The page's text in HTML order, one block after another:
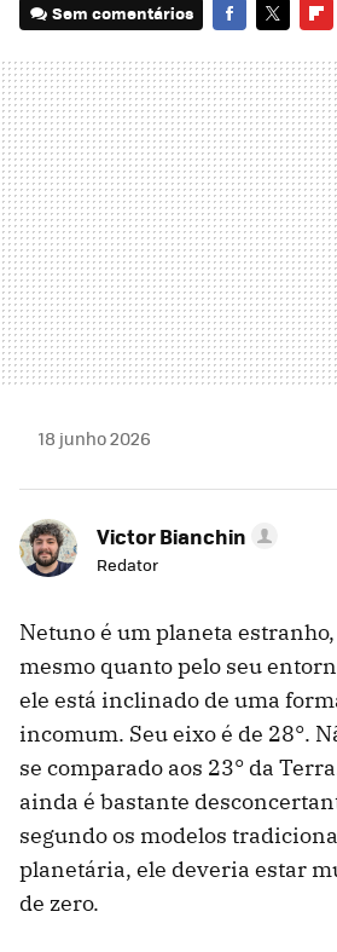
Sem comentários
18 junho 2026
Victor Bianchin
Redator
Netuno é um planeta
mesmo quanto pelo seu
ele está inclinado de uma
incomum. Seu eixo é de 28°.
se comparado aos 23° da
ainda é bastante
segundo os modelos
planetária, ele deveria estar
de zero.